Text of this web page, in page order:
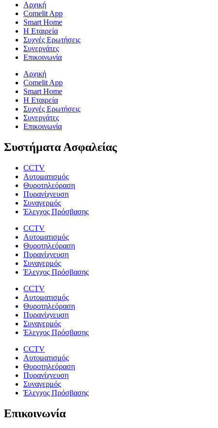
Αρχική
Comelit App
Smart Home
Η Εταιρεία
Συχνές Ερωτήσεις
Συνεργάτες
Επικοινωνία
Αρχική
Comelit App
Smart Home
Η Εταιρεία
Συχνές Ερωτήσεις
Συνεργάτες
Επικοινωνία
Συστήματα Ασφαλείας
CCTV
Αυτοματισμός
Θυροτηλεόραση
Πυρανίχνευση
Συναγερμός
Έλεγχος Πρόσβασης
CCTV
Αυτοματισμός
Θυροτηλεόραση
Πυρανίχνευση
Συναγερμός
Έλεγχος Πρόσβασης
CCTV
Αυτοματισμός
Θυροτηλεόραση
Πυρανίχνευση
Συναγερμός
Έλεγχος Πρόσβασης
CCTV
Αυτοματισμός
Θυροτηλεόραση
Πυρανίχνευση
Συναγερμός
Έλεγχος Πρόσβασης
Επικοινωνία